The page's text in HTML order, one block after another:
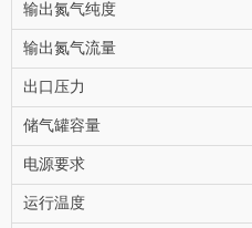
输出氮气纯度
输出氮气流量
出口压力
储气罐容量
电源要求
运行温度